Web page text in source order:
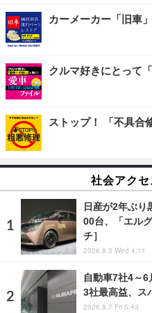
カーメーカー「旧車
クルマ好きにとって
ストップ！ 「不具合
社会アク
日産が2年ぶり
00台、「エル
チ］
2026.8.5 Wed 4:11
自動車7社4～6
3社最高益、ス
2026.8.7 Fri 5:43